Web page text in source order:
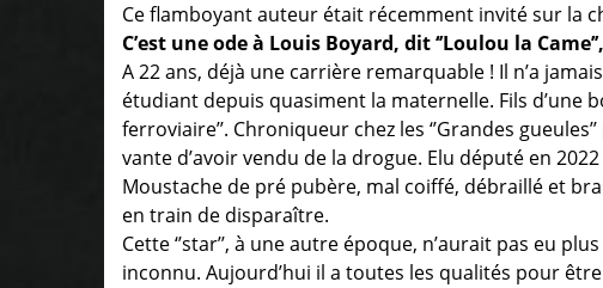
Ce flamboyant auteur était récemment invité sur la
C’est une ode à Louis Boyard, dit ‘’Loulou la
A 22 ans, déjà une carrière remarquable ! Il n’a
étudiant depuis quasiment la maternelle. Fils d’une
ferroviaire’’. Chroniqueur chez les ‘’Grandes
vante d’avoir vendu de la drogue. Elu député en
Moustache de pré pubère, mal coiffé, débraillé et
en train de disparaître.
Cette ‘’star’’, à une autre époque, n’aurait pas eu
inconnu. Aujourd’hui il a toutes les qualités pour